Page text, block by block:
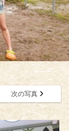
次の写真